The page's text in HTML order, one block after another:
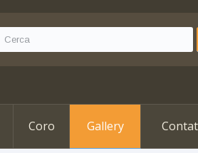
Coro Gallery